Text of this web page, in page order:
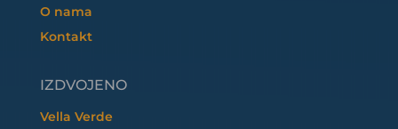
O nama
Kontakt
IZDVOJENO
Vella Verde